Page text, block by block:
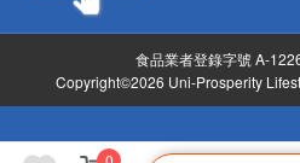
食品業者登錄字號 A-
Copyright©2026 Uni-Prosperity